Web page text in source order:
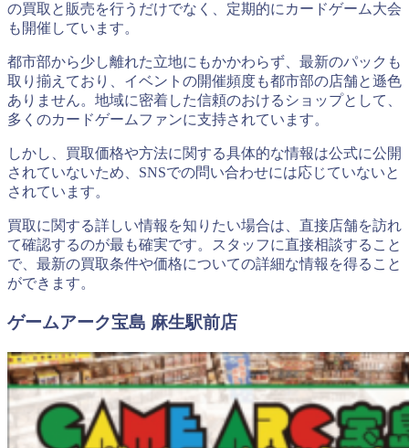
の買取と販売を行うだけでなく、定期的にカードゲーム大会
も開催しています。
都市部から少し離れた立地にもかかわらず、最新のパックも
取り揃えており、イベントの開催頻度も都市部の店舗と遜色
ありません。地域に密着した信頼のおけるショップとして、
多くのカードゲームファンに支持されています。
しかし、買取価格や方法に関する具体的な情報は公式に公開
されていないため、SNSでの問い合わせには応じていないと
されています。
買取に関する詳しい情報を知りたい場合は、直接店舗を訪れ
て確認するのが最も確実です。スタッフに直接相談すること
で、最新の買取条件や価格についての詳細な情報を得ること
ができます。
ゲームアーク宝島 麻生駅前店